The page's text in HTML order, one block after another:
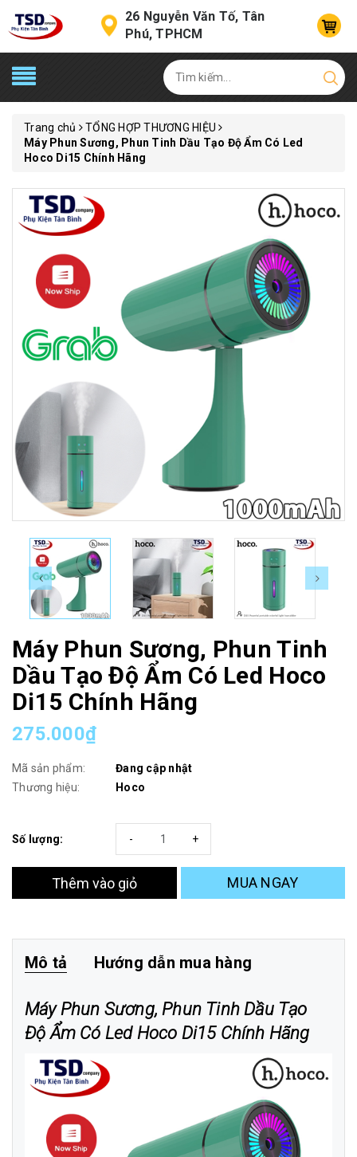
26 Nguyễn Văn Tố, Tân
Phú, TPHCM
Trang chủ
TỔNG HỢP THƯƠNG HIỆU
Máy Phun Sương, Phun Tinh Dầu Tạo Độ Ẩm Có Led
Hoco Di15 Chính Hãng
Máy Phun Sương, Phun Tinh
Dầu Tạo Độ Ẩm Có Led Hoco
Di15 Chính Hãng
275.000₫
Mã sản phẩm:
Đang cập nhật
Thương hiệu:
Hoco
Số lượng: +
-
Thêm vào giỏ MUA NGAY
Mô tả Hướng dẫn mua hàng
Máy Phun Sương, Phun Tinh Dầu Tạo
Độ Ẩm Có Led Hoco Di15 Chính Hãng